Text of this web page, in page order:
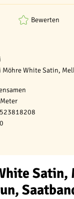
Möhre White Satin,
Bewerten
Satin,